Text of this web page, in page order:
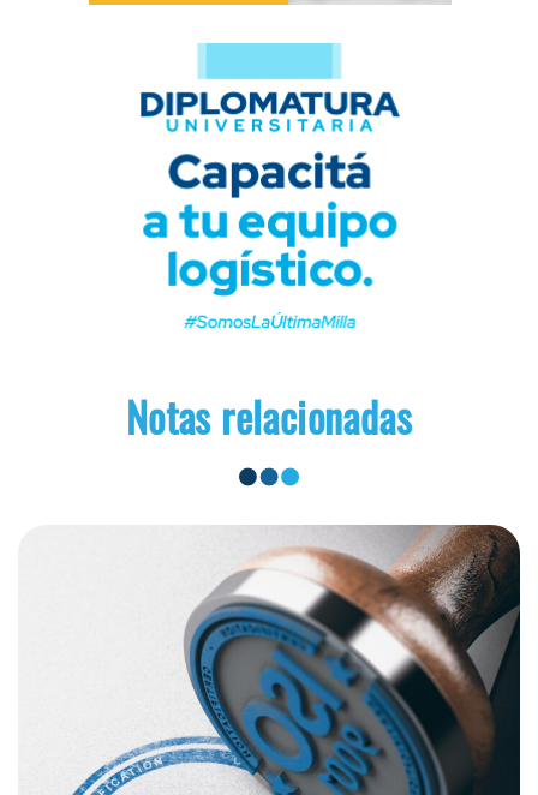
Notas relacionadas